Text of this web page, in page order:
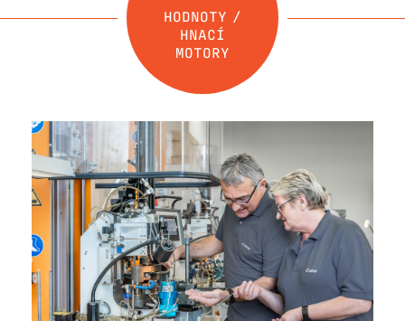
HODNOTY /
HNACÍ
MOTORY